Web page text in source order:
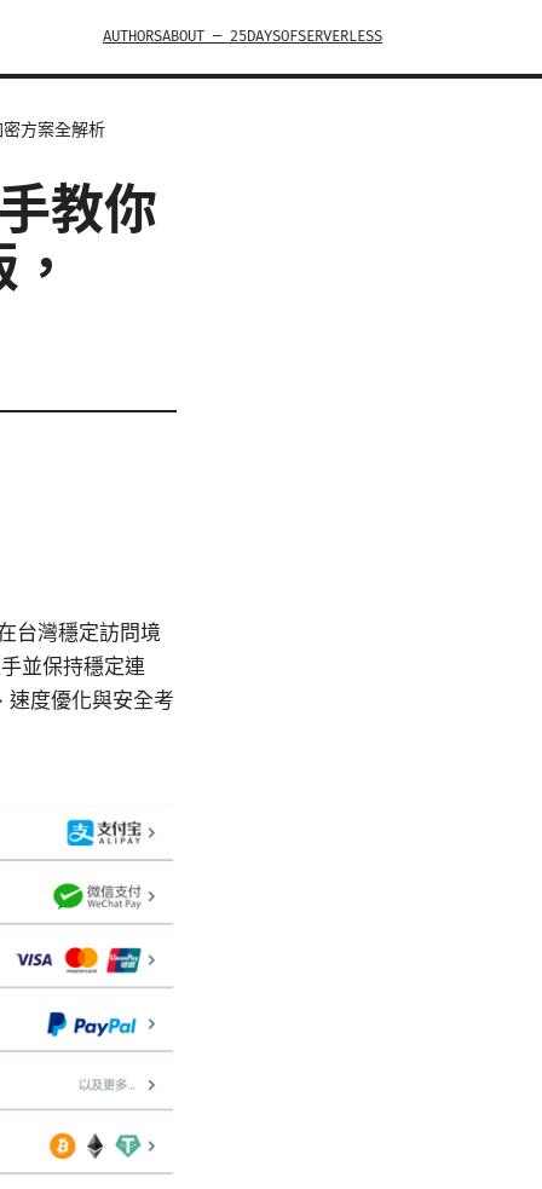
AUTHORSABOUT — 25DAYSOFSERVERLESS
方案全解析
教你
台灣穩定訪問境
並保持穩定連
速度優化與安全考